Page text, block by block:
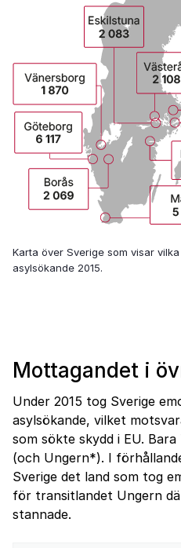
Karta över Sverige som visar
asylsökande 2015.
Mottagandet i
Under 2015 tog Sverige
asylsökande, vilket
som sökte skydd i EU.
(och Ungern*). I
Sverige det land som tog
för transitlandet Ungern
stannade.